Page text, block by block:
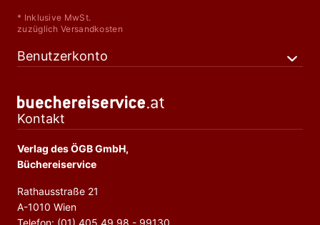
* Inklusive MwSt.
zuzüglich Versandkosten
Benutzerkonto
Kontakt
Verlag des ÖGB GmbH,
Büchereiservice
Rathausstraße 21
A-1010 Wien
Telefon: (01) 405 49 98 - 99130